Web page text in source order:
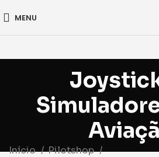
MENU
Início
Pilotshop